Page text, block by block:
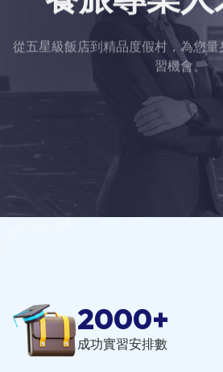
學習和體驗世界級的飯店服務。
業人才的夢想。
球機
在澳洲頂級飯店和度假村獲得國
Psynergy為您規劃餐旅
從五星級飯店到精品度假村，為您
習機會。
學習和體驗世界級的飯店服務。
業人才的夢想。
球機
在澳洲頂級飯店和度假村獲得國
Psynergy為您規劃餐旅
2000+
成功實習安排數